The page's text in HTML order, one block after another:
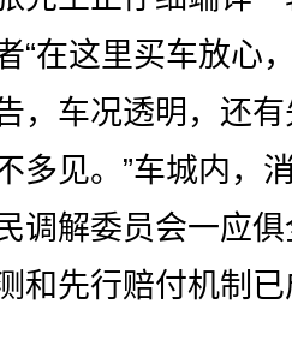
“在这里买车放心
，车况透明，还
多见。”车城内，
调解委员会一应
和先行赔付机制